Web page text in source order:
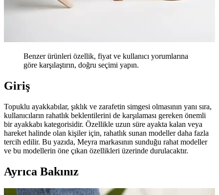
Benzer ürünleri özellik, fiyat ve kullanıcı yorumlarına
göre karşılaştırın, doğru seçimi yapın.
Giriş
Topuklu ayakkabılar, şıklık ve zarafetin simgesi olmasının yanı sıra,
kullanıcıların rahatlık beklentilerini de karşılaması gereken önemli
bir ayakkabı kategorisidir. Özellikle uzun süre ayakta kalan veya
hareket halinde olan kişiler için, rahatlık sunan modeller daha fazla
tercih edilir. Bu yazıda, Meyra markasının sunduğu rahat modeller
ve bu modellerin öne çıkan özellikleri üzerinde durulacaktır.
Ayrıca Bakınız